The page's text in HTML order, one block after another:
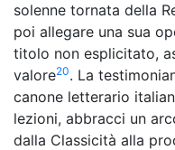
solenne tornata della
poi allegare una sua
titolo non esplicitato,
valore20. La
canone letterario
lezioni, abbracci un
dalla Classicità alla